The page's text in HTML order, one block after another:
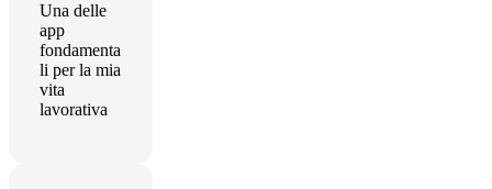
Una delle
app
fondamenta
li per la mia
vita
lavorativa